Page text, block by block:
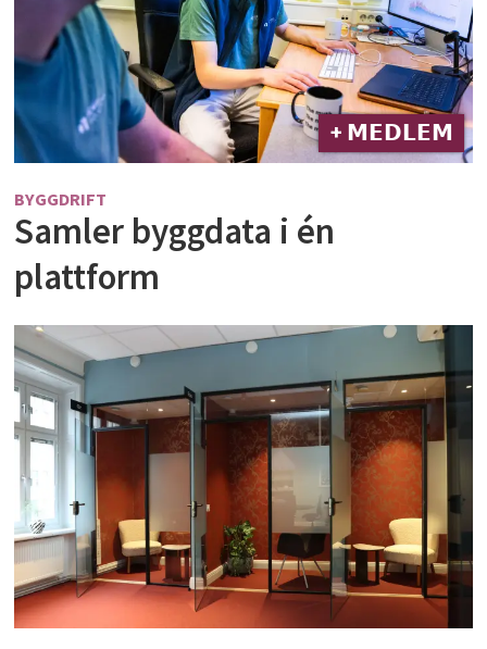
+ 𝗠𝗘𝗗𝗟𝗘𝗠
BYGGDRIFT
Samler byggdata i én
plattform